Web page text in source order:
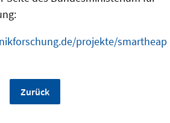
projekte/smartheap
Zurück